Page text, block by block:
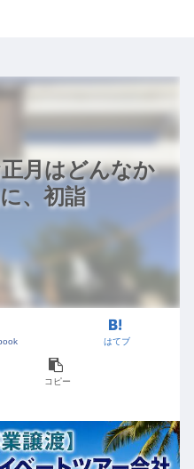
月はどんなか
、初詣
はてブ
コピー